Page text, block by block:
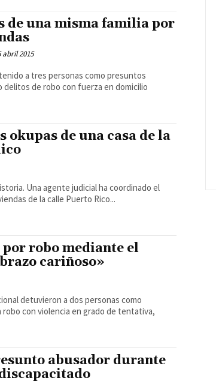
de una misma familia por
abril 2015
a tres personas como presuntos
delitos de robo con fuerza en domicilio
okupas de una casa de la
Una agente judicial ha coordinado el
de la calle Puerto Rico...
por robo mediante el
cariñoso»
detuvieron a dos personas como
con violencia en grado de tentativa,
abusador durante